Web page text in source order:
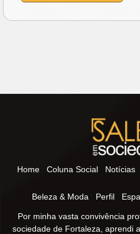
Home Coluna Social Notícias
Beleza & Moda Perfil
Por minha vasta convivência
sociedade de Fortaleza, aprendi